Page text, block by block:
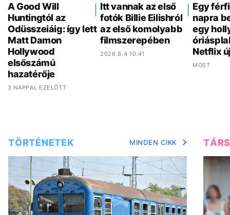
A Good Will
Huntingtól az
Odüsszeiáig: így lett
Matt Damon
Hollywood
elsőszámú
hazatérője
3 NAPPAL EZELŐTT
Itt vannak az első
fotók Billie Eilishról
az első komolyabb
filmszerepében
2026.8.4 10:41
Egy
napra
egy
Netflix
MOST
TÖRTÉNETEK MINDEN CIKK